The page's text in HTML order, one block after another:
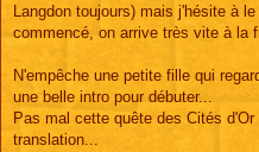
a
g
Langdon toujours) mais j'hésite à
commencé, on arrive très vite à la
N'empêche une petite fille qui
une belle intro pour débuter...
Pas mal cette quête des Cités
translation...